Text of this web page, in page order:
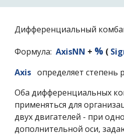
Дифференциальный
Формула: AxisNN + % (
Axis определяет степень
Оба дифференциальных
применяться для
двух двигателей - при
дополнительной оси,